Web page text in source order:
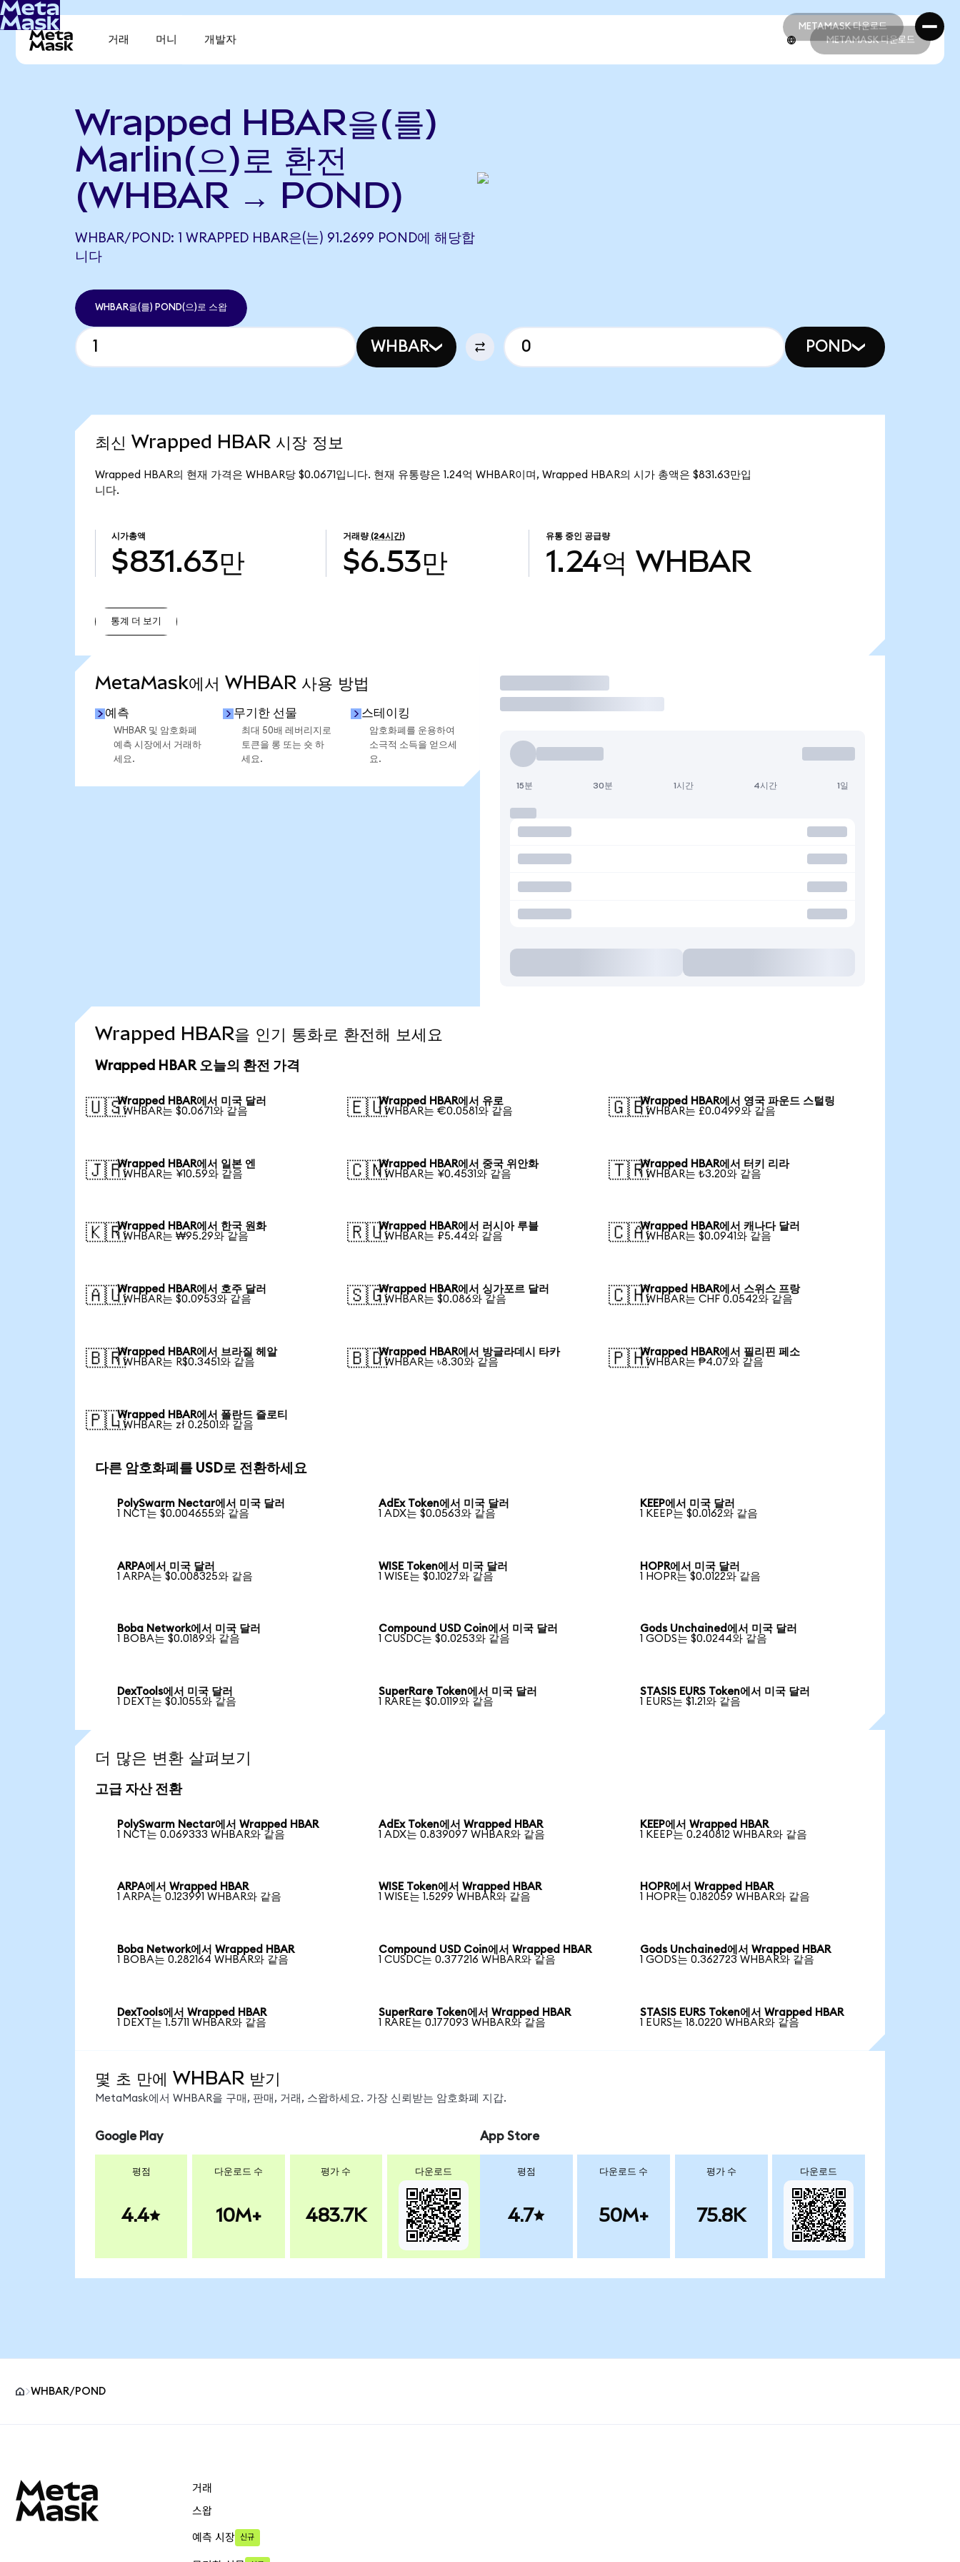
METAMASK 다운로드
METAMASK 다운로드
거래 머니 개발자 METAMASK 다운로드
Wrapped HBAR을(를)
Marlin(으)로 환전
(WHBAR → POND)
WHBAR/POND: 1 WRAPPED HBAR은(는) 91.2699 POND에 해당합
니다
WHBAR을(를) POND(으)로 스왑
WHBAR POND
최신 Wrapped HBAR 시장 정보
Wrapped HBAR의 현재 가격은 WHBAR당 $0.0671입니다. 현재 유통량은 1.24억 WHBAR이며, Wrapped HBAR의 시가 총액은 $831.63만입
니다.
시가총액
$831.63만
거래량 (24시간)
$6.53만
유통 중인 공급량
1.24억 WHBAR
통계 더 보기
MetaMask에서 WHBAR 사용 방법
예측
WHBAR 및 암호화폐
예측 시장에서 거래하
세요.
무기한 선물
최대 50배 레버리지로
토큰을 롱 또는 숏 하
세요.
스테이킹
암호화폐를 운용하여
소극적 소득을 얻으세
요.
거래
15분 30분 1시간 4시간 1일
Wrapped HBAR을 인기 통화로 환전해 보세요
Wrapped HBAR 오늘의 환전 가격
🇺🇸Wrapped HBAR에서 미국 달러
1 WHBAR는 $0.0671와 같음
🇪🇺Wrapped HBAR에서 유로
1 WHBAR는 €0.0581와 같음
🇬🇧Wrapped HBAR에서 영국 파운드 스털링
1 WHBAR는 £0.0499와 같음
🇯🇵Wrapped HBAR에서 일본 엔
1 WHBAR는 ¥10.59와 같음
🇨🇳Wrapped HBAR에서 중국 위안화
1 WHBAR는 ¥0.4531와 같음
🇹🇷Wrapped HBAR에서 터키 리라
1 WHBAR는 ₺3.20와 같음
🇰🇷Wrapped HBAR에서 한국 원화
1 WHBAR는 ₩95.29와 같음
🇷🇺Wrapped HBAR에서 러시아 루블
1 WHBAR는 ₽5.44와 같음
🇨🇦Wrapped HBAR에서 캐나다 달러
1 WHBAR는 $0.0941와 같음
🇦🇺Wrapped HBAR에서 호주 달러
1 WHBAR는 $0.0953와 같음
🇸🇬Wrapped HBAR에서 싱가포르 달러
1 WHBAR는 $0.086와 같음
🇨🇭Wrapped HBAR에서 스위스 프랑
1 WHBAR는 CHF 0.0542와 같음
🇧🇷Wrapped HBAR에서 브라질 헤알
1 WHBAR는 R$0.3451와 같음
🇧🇩Wrapped HBAR에서 방글라데시 타카
1 WHBAR는 ৳8.30와 같음
🇵🇭Wrapped HBAR에서 필리핀 페소
1 WHBAR는 ₱4.07와 같음
🇵🇱Wrapped HBAR에서 폴란드 즐로티
1 WHBAR는 zł 0.2501와 같음
다른 암호화폐를 USD로 전환하세요
PolySwarm Nectar에서 미국 달러
1 NCT는 $0.004655와 같음
AdEx Token에서 미국 달러
1 ADX는 $0.0563와 같음
KEEP에서 미국 달러
1 KEEP는 $0.0162와 같음
ARPA에서 미국 달러
1 ARPA는 $0.008325와 같음
WISE Token에서 미국 달러
1 WISE는 $0.1027와 같음
HOPR에서 미국 달러
1 HOPR는 $0.0122와 같음
Boba Network에서 미국 달러
1 BOBA는 $0.0189와 같음
Compound USD Coin에서 미국 달러
1 CUSDC는 $0.0253와 같음
Gods Unchained에서 미국 달러
1 GODS는 $0.0244와 같음
DexTools에서 미국 달러
1 DEXT는 $0.1055와 같음
SuperRare Token에서 미국 달러
1 RARE는 $0.0119와 같음
STASIS EURS Token에서 미국 달러
1 EURS는 $1.21와 같음
더 많은 변환 살펴보기
고급 자산 전환
PolySwarm Nectar에서 Wrapped HBAR
1 NCT는 0.069333 WHBAR와 같음
AdEx Token에서 Wrapped HBAR
1 ADX는 0.839097 WHBAR와 같음
KEEP에서 Wrapped HBAR
1 KEEP는 0.240812 WHBAR와 같음
ARPA에서 Wrapped HBAR
1 ARPA는 0.123991 WHBAR와 같음
WISE Token에서 Wrapped HBAR
1 WISE는 1.5299 WHBAR와 같음
HOPR에서 Wrapped HBAR
1 HOPR는 0.182059 WHBAR와 같음
Boba Network에서 Wrapped HBAR
1 BOBA는 0.282164 WHBAR와 같음
Compound USD Coin에서 Wrapped HBAR
1 CUSDC는 0.377216 WHBAR와 같음
Gods Unchained에서 Wrapped HBAR
1 GODS는 0.362723 WHBAR와 같음
DexTools에서 Wrapped HBAR
1 DEXT는 1.5711 WHBAR와 같음
SuperRare Token에서 Wrapped HBAR
1 RARE는 0.177093 WHBAR와 같음
STASIS EURS Token에서 Wrapped HBAR
1 EURS는 18.0220 WHBAR와 같음
몇 초 만에 WHBAR 받기
MetaMask에서 WHBAR을 구매, 판매, 거래, 스왑하세요. 가장 신뢰받는 암호화폐 지갑.
Google Play
평점
4.4
다운로드 수
10M+
평가 수
483.7K
다운로드
App Store
평점
4.7
다운로드 수
50M+
평가 수
75.8K
다운로드
WHBAR/POND
거래
스왑
예측 시장 신규